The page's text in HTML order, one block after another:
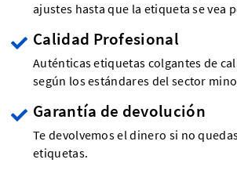
ajustes hasta que la etiqueta se vea
Calidad Profesional
Auténticas etiquetas colgantes de
según los estándares del sector
Garantía de devolución
Te devolvemos el dinero si no
etiquetas.